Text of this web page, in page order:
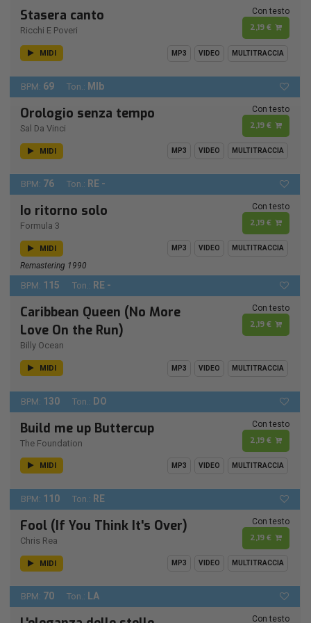
Stasera canto
Ricchi E Poveri
Con testo
2,19 €
MIDI MP3 VIDEO MULTITRACCIA
BPM: 69 Ton.: MIb
Orologio senza tempo
Sal Da Vinci
Con testo
2,19 €
MIDI MP3 VIDEO MULTITRACCIA
BPM: 76 Ton.: RE -
Io ritorno solo
Formula 3
Con testo
2,19 €
MIDI MP3 VIDEO MULTITRACCIA
Remastering 1990
BPM: 115 Ton.: RE -
Caribbean Queen (No More
Love On the Run)
Billy Ocean
Con testo
2,19 €
MIDI MP3 VIDEO MULTITRACCIA
BPM: 130 Ton.: DO
Build me up Buttercup
The Foundation
Con testo
2,19 €
MIDI MP3 VIDEO MULTITRACCIA
BPM: 110 Ton.: RE
Fool (If You Think It's Over)
Chris Rea
Con testo
2,19 €
MIDI MP3 VIDEO MULTITRACCIA
BPM: 70 Ton.: LA
Con testo